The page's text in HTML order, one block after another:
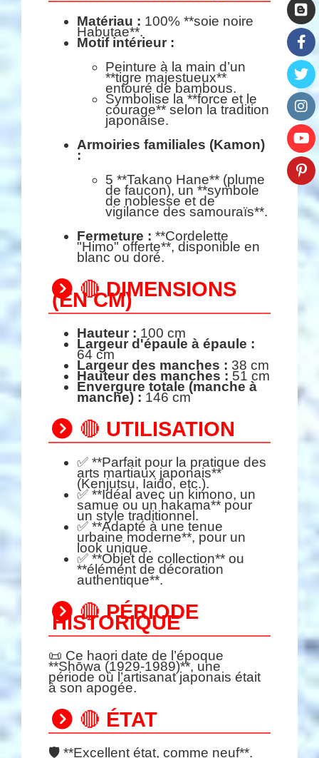
Matériau : 100% **soie noire
Habutae**.
Motif intérieur :
Peinture à la main d’un
**tigre majestueux**
entouré de bambous.
Symbolise la **force et le
courage** selon la tradition
japonaise.
Armoiries familiales (Kamon)
:
5 **Takano Hane** (plume
de faucon), un **symbole
de noblesse et de
vigilance des samouraïs**.
Fermeture : **Cordelette
"Himo" offerte**, disponible en
blanc ou doré.
🔴DIMENSIONS
(EN CM)
Hauteur : 100 cm
Largeur d'épaule à épaule :
64 cm
Largeur des manches : 38 cm
Hauteur des manches : 51 cm
Envergure totale (manche à
manche) : 146 cm
🔴 UTILISATION
✅ **Parfait pour la pratique des
arts martiaux japonais**
(Kenjutsu, Iaido, etc.).
✅ **Idéal avec un kimono, un
samue ou un hakama** pour
un style traditionnel.
✅ **Adapté à une tenue
urbaine moderne**, pour un
look unique.
✅ **Objet de collection** ou
**élément de décoration
authentique**.
🔴PÉRIODE
HISTORIQUE
📜 Ce haori date de l’époque
**Shōwa (1929-1989)**, une
période où l’artisanat japonais était
à son apogée.
🔴 ÉTAT
🛡️ **Excellent état, comme neuf**.